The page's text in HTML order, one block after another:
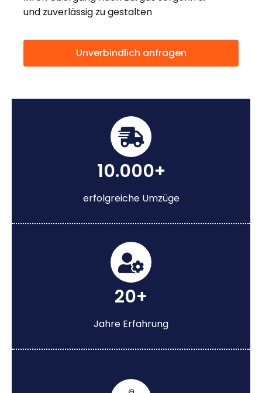
und zuverlässig zu gestalten
Unverbindlich anfragen
10.000+
erfolgreiche Umzüge
20+
Jahre Erfahrung